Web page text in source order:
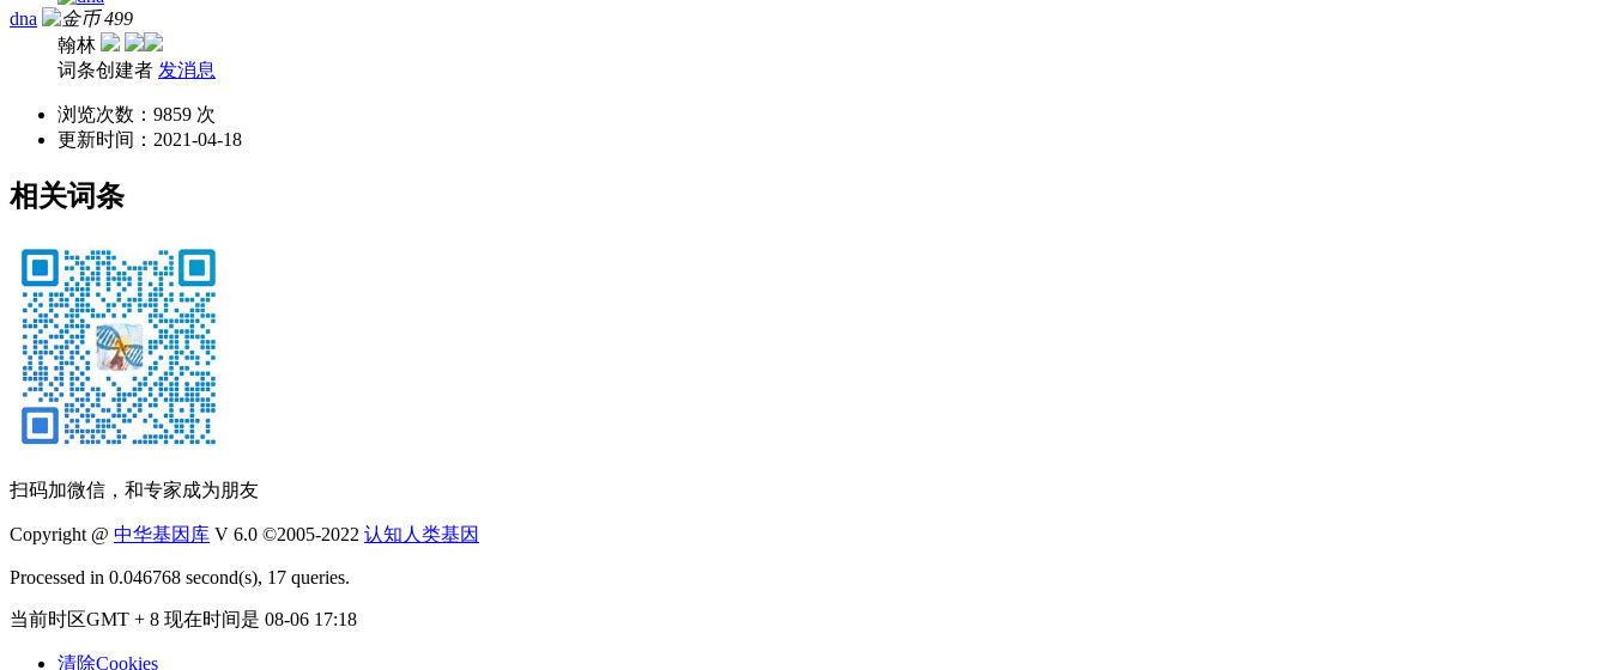
dna
499
翰林
词条创建者 发消息
浏览次数： 9859 次
更新时间： 2021-04-18
相关词条
扫码加微信，和专家成为朋友
Copyright @ 中华基因库 V 6.0 ©2005-2022 认知人类基因
Processed in 0.046768 second(s), 17 queries.
当前时区GMT + 8 现在时间是 08-06 17:18
清除Cookies